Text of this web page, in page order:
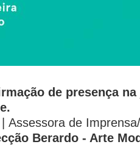
de presença na
Assessora de
Berardo - Arte